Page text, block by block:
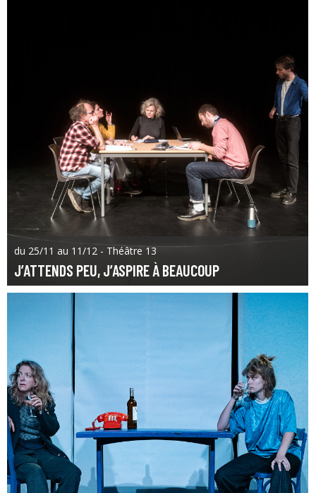
du 25/11 au 11/12 - Théâtre 13
J’ATTENDS PEU, J’ASPIRE À BEAUCOUP